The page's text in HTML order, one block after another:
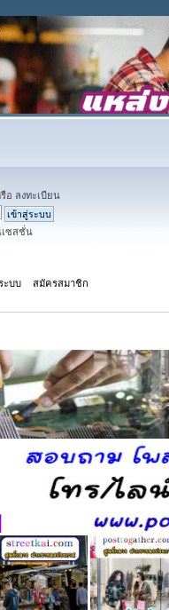
อ ลงทะเบียน
เซสชั่น
ะบบ สมัครสมาชิก